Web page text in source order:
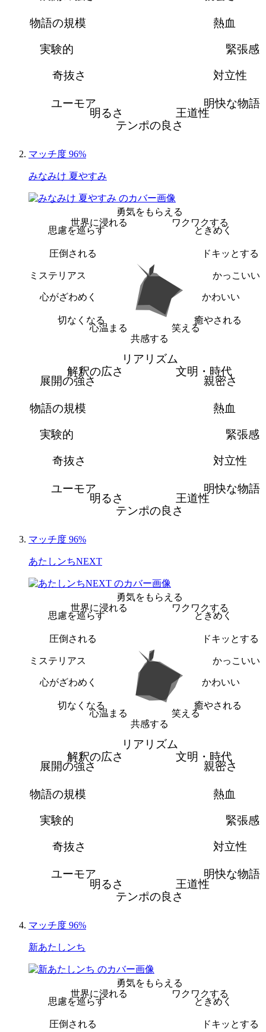
熱血
緊張感
対立性
明快な物語
王道性
テンポの良さ
明るさ
ユーモア
奇抜さ
実験的
物語の規模
マッチ度 96%
みなみけ 夏やすみ
勇気をもらえる
ワクワクする
ときめく
ドキッとする
かっこいい
かわいい
癒やされる
笑える
共感する
心温まる
切なくなる
心がざわめく
ミステリアス
圧倒される
思慮を巡らす
世界に浸れる
リアリズム
文明・時代
親密さ
熱血
緊張感
対立性
明快な物語
王道性
テンポの良さ
明るさ
ユーモア
奇抜さ
実験的
物語の規模
展開の強さ
解釈の広さ
マッチ度 96%
あたしンちNEXT
勇気をもらえる
ワクワクする
ときめく
ドキッとする
かっこいい
かわいい
癒やされる
笑える
共感する
心温まる
切なくなる
心がざわめく
ミステリアス
圧倒される
思慮を巡らす
世界に浸れる
リアリズム
文明・時代
親密さ
熱血
緊張感
対立性
明快な物語
王道性
テンポの良さ
明るさ
ユーモア
奇抜さ
実験的
物語の規模
展開の強さ
解釈の広さ
マッチ度 96%
新あたしンち
勇気をもらえる
ワクワクする
ときめく
ドキッとする
圧倒される
思慮を巡らす
世界に浸れる